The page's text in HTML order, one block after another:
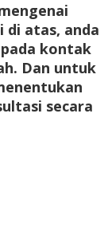
di atas, anda
kontak
Dan untuk
secara